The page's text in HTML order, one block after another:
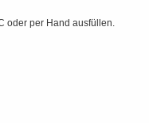
oder per Hand ausfüllen.